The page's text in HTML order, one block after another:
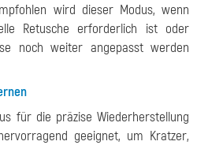
wird dieser Modus, wenn
Retusche erforderlich ist oder
noch weiter angepasst werden
für die präzise Wiederherstellung
geeignet, um Kratzer,